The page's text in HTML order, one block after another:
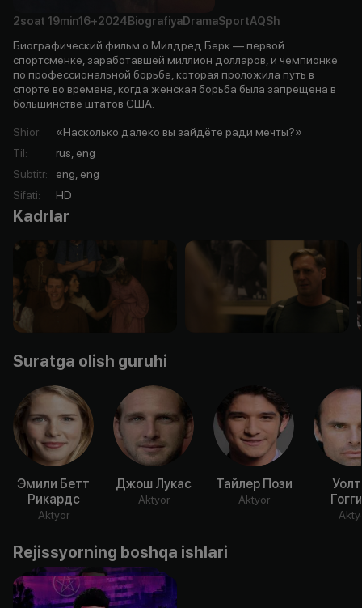
2soat 19min16+2024 BiografiyaDramaSportAQSh
Биографический фильм о Милдред Берк — первой
спортсменке, заработавшей миллион долларов, и чемпионке
по профессиональной борьбе, которая проложила путь в
спорте во времена, когда женская борьба была запрещена в
большинстве штатов США.
Shior:
«Насколько далеко вы зайдёте ради мечты?»
Til:
rus, eng
Subtitr:
eng, eng
Sifati: HD
Kadrlar
Suratga olish guruhi
Эмили Бетт
Рикардс
Aktyor
Джош Лукас
Aktyor
Тайлер Пози
Aktyor
Rejissyorning boshqa ishlari